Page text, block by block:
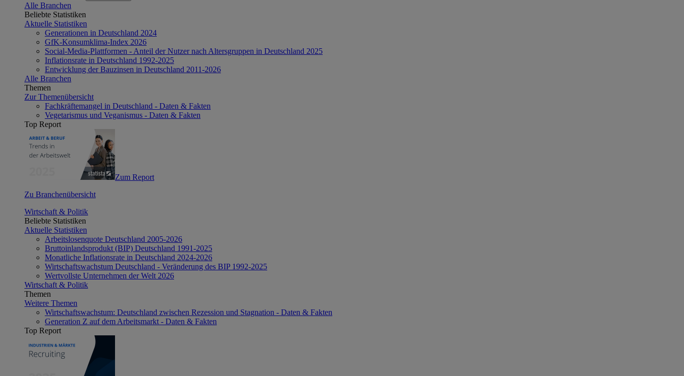
Alle Branchen
Beliebte Statistiken
Aktuelle Statistiken
Generationen in Deutschland 2024
GfK-Konsumklima-Index 2026
Social-Media-Plattformen - Anteil der Nutzer nach Altersgruppen in Deutschland 2025
Inflationsrate in Deutschland 1992-2025
Entwicklung der Bauzinsen in Deutschland 2011-2026
Alle Branchen
Themen
Zur Themenübersicht
Fachkräftemangel in Deutschland - Daten & Fakten
Vegetarismus und Veganismus - Daten & Fakten
Top Report
Zum Report
Zu Branchenübersicht
Wirtschaft & Politik
Beliebte Statistiken
Aktuelle Statistiken
Arbeitslosenquote Deutschland 2005-2026
Bruttoinlandsprodukt (BIP) Deutschland 1991-2025
Monatliche Inflationsrate in Deutschland 2024-2026
Wirtschaftswachstum Deutschland - Veränderung des BIP 1992-2025
Wertvollste Unternehmen der Welt 2026
Wirtschaft & Politik
Themen
Weitere Themen
Wirtschaftswachstum: Deutschland zwischen Rezession und Stagnation - Daten & Fakten
Generation Z auf dem Arbeitsmarkt - Daten & Fakten
Top Report